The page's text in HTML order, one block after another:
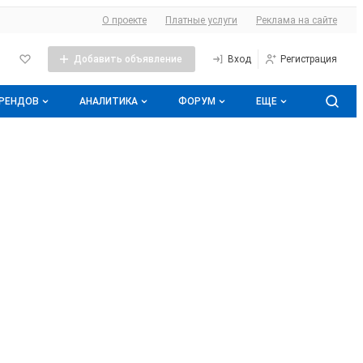
О сайте
О проекте Платные услуги Реклама на сайте
Добавить объявление Вход Регистрация
АНАЛИТИКА ФОРУМ ЕЩЕ